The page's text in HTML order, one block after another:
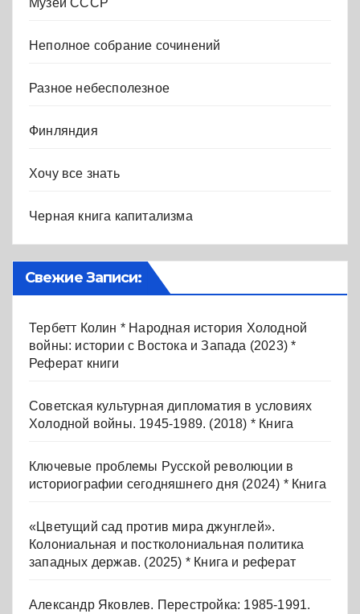
Музей СССР
Неполное собрание сочинений
Разное небесполезное
Финляндия
Хочу все знать
Черная книга капитализма
Свежие Записи:
Тербетт Колин * Народная история Холодной
войны: истории с Востока и Запада (2023) *
Реферат книги
Советская культурная дипломатия в условиях
Холодной войны. 1945-1989. (2018) * Книга
Ключевые проблемы Русской революции в
историографии сегодняшнего дня (2024) * Книга
«Цветущий сад против мира джунглей».
Колониальная и постколониальная политика
западных держав. (2025) * Книга и реферат
Александр Яковлев. Перестройка: 1985-1991.